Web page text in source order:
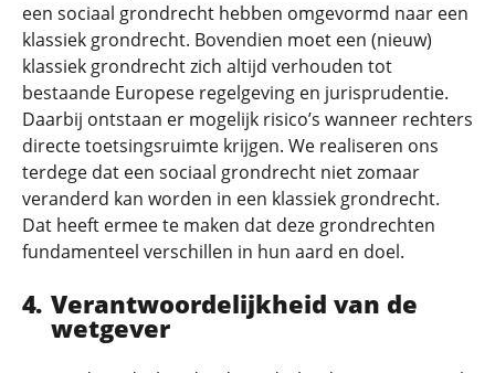
een sociaal grondrecht hebben omgevormd naar een
klassiek grondrecht. Bovendien moet een (nieuw)
klassiek grondrecht zich altijd verhouden tot
bestaande Europese regelgeving en jurisprudentie.
Daarbij ontstaan er mogelijk risico’s wanneer rechters
directe toetsingsruimte krijgen. We realiseren ons
terdege dat een sociaal grondrecht niet zomaar
veranderd kan worden in een klassiek grondrecht.
Dat heeft ermee te maken dat deze grondrechten
fundamenteel verschillen in hun aard en doel.
Verantwoordelijkheid van de
wetgever